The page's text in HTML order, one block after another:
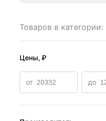
Морозильные лари
Морозильники Beko
Товаров в категории:
Цены, ₽
от до